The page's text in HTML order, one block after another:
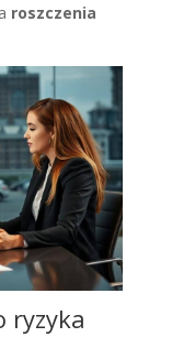
roszczenia
ryzyka